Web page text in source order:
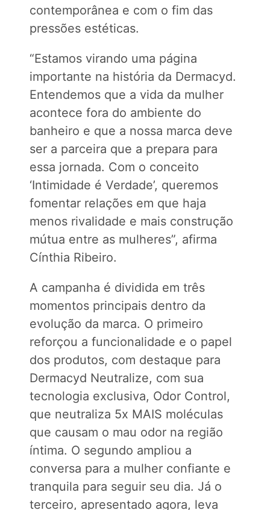
contemporânea e com o fim das
pressões estéticas.
“Estamos virando uma página
importante na história da Dermacyd.
Entendemos que a vida da mulher
acontece fora do ambiente do
banheiro e que a nossa marca deve
ser a parceira que a prepara para
essa jornada. Com o conceito
‘Intimidade é Verdade’, queremos
fomentar relações em que haja
menos rivalidade e mais construção
mútua entre as mulheres”, afirma
Cínthia Ribeiro.
A campanha é dividida em três
momentos principais dentro da
evolução da marca. O primeiro
reforçou a funcionalidade e o papel
dos produtos, com destaque para
Dermacyd Neutralize, com sua
tecnologia exclusiva, Odor Control,
que neutraliza 5x MAIS moléculas
que causam o mau odor na região
íntima. O segundo ampliou a
conversa para a mulher confiante e
tranquila para seguir seu dia. Já o
terceiro, apresentado agora, leva